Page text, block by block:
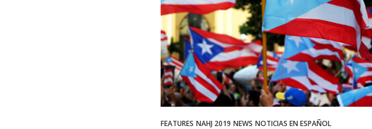
FEATURES NAHJ 2019 NEWS NOTICIAS EN ESPAÑOL